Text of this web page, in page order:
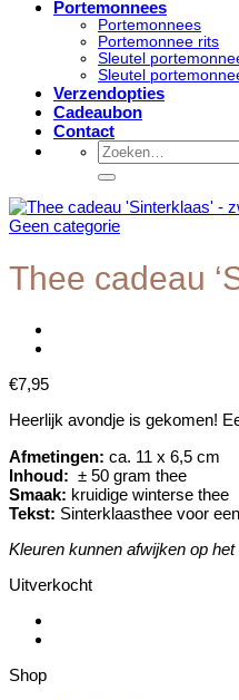
Portemonnees
Portemonnees
Portemonnee rits
Sleutel
Sleutel
Verzendopties
Cadeaubon
Contact
Zoeken
naar:
Geen categorie
Thee cadeau
€7,95
Heerlijk avondje is gekomen!
Afmetingen: ca. 11 x 6,5 cm
Inhoud: ± 50 gram thee
Smaak: kruidige winterse thee
Tekst: Sinterklaasthee voor
Kleuren kunnen afwijken op
Uitverkocht
Shop